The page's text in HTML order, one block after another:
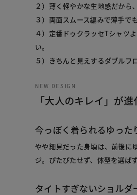
２）薄く軽やかな生地感だから
３）両面スムース編みで薄手で
４）定番ドゥクラッセTシャツ
い。
５）きちんと見えするダブルフ
NEW DESIGN
「大人のキレイ」が
今っぽく着られるゆった
やや細見だった身頃は、前後に
ジ。ぴたぴたせず、体型を選ば
タイトすぎないショル